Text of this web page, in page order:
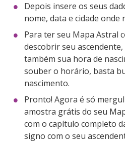
Depois insere os seus
nome, data e cidade onde
Para ter seu Mapa Astral
descobrir seu
também sua hora de
souber o horário, basta
nascimento.
Pronto! Agora é só
amostra grátis do seu
com o capítulo completo
signo com o seu